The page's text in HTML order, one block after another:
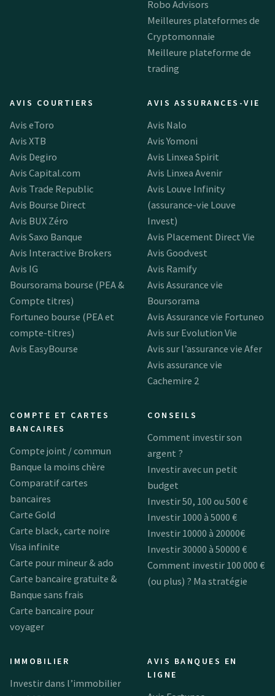
Robo Advisors
Meilleures plateformes de
Cryptomonnaie
Meilleure plateforme de
trading
AVIS COURTIERS
Avis eToro
Avis XTB
Avis Degiro
Avis Capital.com
Avis Trade Republic
Avis Bourse Direct
Avis BUX Zéro
Avis Saxo Banque
Avis Interactive Brokers
Avis IG
Boursorama bourse (PEA &
Compte titres)
Fortuneo bourse (PEA et
compte-titres)
Avis EasyBourse
AVIS ASSURANCES-VIE
Avis Nalo
Avis Yomoni
Avis Linxea Spirit
Avis Linxea Avenir
Avis Louve Infinity
(assurance-vie Louve
Invest)
Avis Placement Direct Vie
Avis Goodvest
Avis Ramify
Avis Assurance vie
Boursorama
Avis Assurance vie Fortuneo
Avis sur Evolution Vie
Avis sur l’assurance vie Afer
Avis assurance vie
Cachemire 2
COMPTE ET CARTES
BANCAIRES
Compte joint / commun
Banque la moins chère
Comparatif cartes
bancaires
Carte Gold
Carte black, carte noire
Visa infinite
Carte pour mineur & ado
Carte bancaire gratuite &
Banque sans frais
Carte bancaire pour
voyager
CONSEILS
Comment investir son
argent ?
Investir avec un petit
budget
Investir 50, 100 ou 500 €
Investir 1000 à 5000 €
Investir 10000 à 20000€
Investir 30000 à 50000 €
Comment investir 100 000 €
(ou plus) ? Ma stratégie
IMMOBILIER
Investir dans l’immobilier
AVIS BANQUES EN
LIGNE